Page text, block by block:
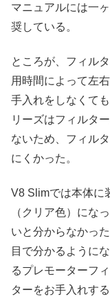
マニュアルには一
奨している。
ところが、フィル
用時間によって左
手入れをしなくて
リーズはフィルタ
ないため、フィル
にくかった。
V8 Slimでは本体に
（クリア色）にな
いと分からなかっ
目で分かるように
るプレモーターフ
ターをお手入れす